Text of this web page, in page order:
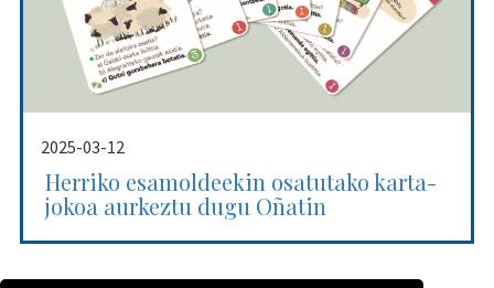
2025-03-12
Herriko esamoldeekin osatutako karta-
jokoa aurkeztu dugu Oñatin